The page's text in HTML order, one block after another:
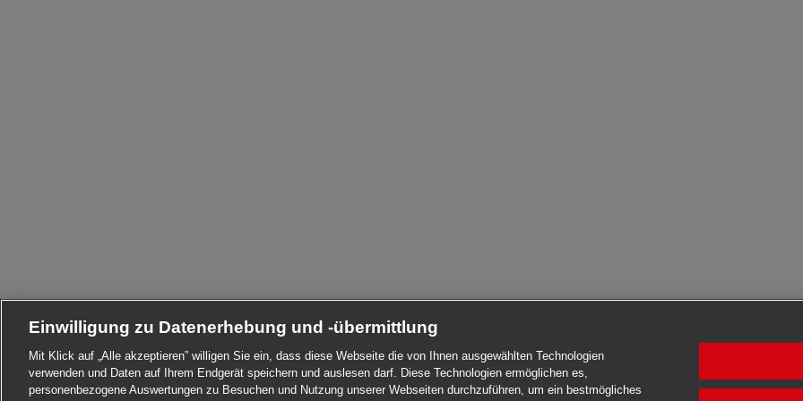
Einwilligung zu Datenerhebung und -übermittlung
Mit Klick auf „Alle akzeptieren” willigen Sie ein, dass diese Webseite die von Ihnen ausgewählten Technologien
verwenden und Daten auf Ihrem Endgerät speichern und auslesen darf. Diese Technologien ermöglichen es,
personenbezogene Auswertungen zu Besuchen und Nutzung unserer Webseiten durchzuführen, um ein bestmögliches